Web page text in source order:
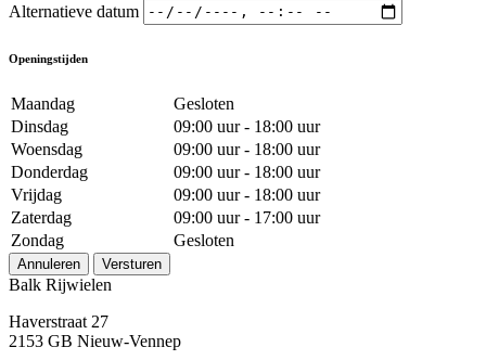
Alternatieve datum
Openingstijden
Maandag
Gesloten
Dinsdag
09:00 uur - 18:00 uur
Woensdag
09:00 uur - 18:00 uur
Donderdag
09:00 uur - 18:00 uur
Vrijdag
09:00 uur - 18:00 uur
Zaterdag
09:00 uur - 17:00 uur
Zondag
Gesloten
Annuleren Versturen
Balk Rijwielen
Haverstraat 27
2153 GB Nieuw-Vennep